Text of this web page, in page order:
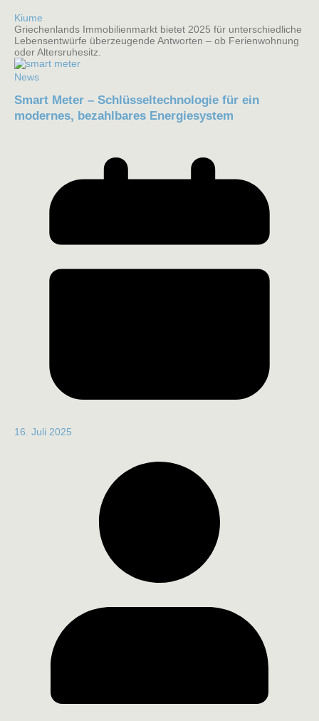
Kiume
Griechenlands Immobilienmarkt bietet 2025 für unterschiedliche
Lebensentwürfe überzeugende Antworten – ob Ferienwohnung
oder Altersruhesitz.
News
Smart Meter – Schlüsseltechnologie für ein
modernes, bezahlbares Energiesystem
16. Juli 2025